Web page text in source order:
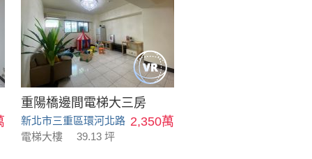
重陽橋邊間電梯大三房
新北市三重區環河北路 2,350萬
電梯大樓 39.13 坪